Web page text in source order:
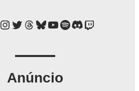
Instagram Twitter Threads Bluesky YouTube Spotify Discord Twitch
Anúncio